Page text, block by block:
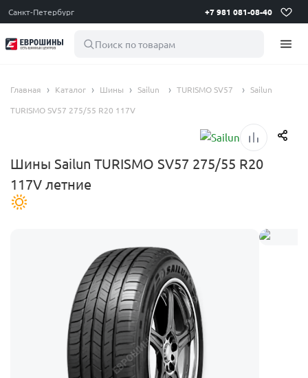
Санкт-Петербург +7 981 081-08-40
Поиск по товарам
Главная Каталог Шины Sailun TURISMO SV57
Sailun
TURISMO SV57 275/55 R20 117V
Шины Sailun TURISMO SV57 275/55 R20
117V летние